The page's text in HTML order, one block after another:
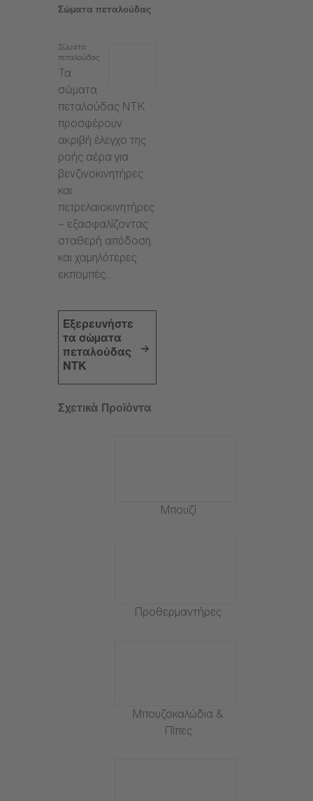
Σώματα πεταλούδας
Σώματα
πεταλούδας
Τα
σώματα
πεταλούδας NTK
προσφέρουν
ακριβή έλεγχο της
ροής αέρα για
βενζινοκινητήρες
και
πετρελαιοκινητήρες
– εξασφαλίζοντας
σταθερή απόδοση
και χαμηλότερες
εκπομπές.
Εξερευνήστε
τα σώματα
πεταλούδας
NTK
Σχετικά Προϊόντα
Μπουζί
Προθερμαντήρες
Μπουζοκαλώδια &
Πίπες